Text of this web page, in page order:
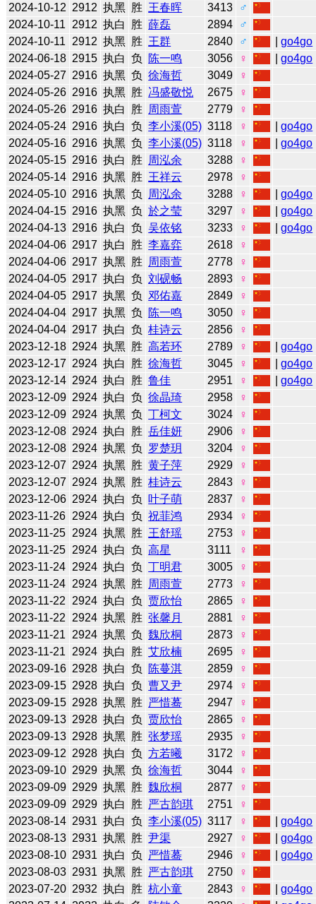
2024-10-12 2912 执黑 胜 王春晖 3413
♂
2024-10-11
2912 执白 胜 薛磊 2894
♂
2024-10-11
2912 执黑 胜 王群 2840 ♂ |go4go
2024-06-18 2915 执白 负 陈一鸣 3056 ♀ |go4go
2024-05-27 2916 执黑 负 徐海哲 3049
♀
2024-05-26 2916 执黑 胜 冯盛敬悦 2675
♀
2024-05-26 2916 执白 胜 周雨萱 2779
♀
2024-05-24 2916 执白 负 李小溪(05) 3118 ♀ |go4go
2024-05-16 2916 执黑 负 李小溪(05) 3118 ♀ |go4go
2024-05-15 2916 执白 胜 周泓余 3288
♀
2024-05-14 2916 执黑 胜 王祥云 2978
♀
2024-05-10 2916 执黑 负 周泓余 3288 ♀ |go4go
2024-04-15 2916 执黑 负 於之莹 3297 ♀ |go4go
2024-04-13 2916 执白 负 吴依铭 3233 ♀ |go4go
2024-04-06 2917 执白 胜 李嘉弈 2618
♀
2024-04-06 2917 执黑 胜 周雨萱 2778
♀
2024-04-05 2917 执白 负 刘砚畅 2893
♀
2024-04-05 2917 执黑 负 邓佑嘉 2849
♀
2024-04-04 2917 执黑 负 陈一鸣 3050
♀
2024-04-04 2917 执白 负 桂诗云 2856
♀
2023-12-18 2924 执黑 胜 高若环 2789 ♀ |go4go
2023-12-17 2924 执白 胜 徐海哲 3045 ♀ |go4go
2023-12-14 2924 执白 胜 鲁佳 2951 ♀ |go4go
2023-12-09 2924 执白 负 徐晶琦 2958
♀
2023-12-09 2924 执黑 负 丁柯文 3024
♀
2023-12-08 2924 执白 胜 岳佳妍 2906
♀
2023-12-08 2924 执黑 负 罗楚玥 3204
♀
2023-12-07 2924 执黑 胜 黄子萍 2929
♀
2023-12-07 2924 执黑 胜 桂诗云 2843
♀
2023-12-06 2924 执白 负 叶子萌 2837
♀
2023-11-26 2924 执白 负 祝菲鸿 2934
♀
2023-11-25 2924 执黑 胜 王舒瑶 2753
♀
2023-11-25 2924 执白 负 高星 3111
♀
2023-11-24 2924 执白 负 丁明君 3005
♀
2023-11-24 2924 执黑 胜 周雨萱 2773
♀
2023-11-22
2924 执白 负 贾欣怡 2865
♀
2023-11-22
2924 执黑 胜 张馨月 2881
♀
2023-11-21
2924 执黑 负 魏欣桐 2873
♀
2023-11-21
2924 执白 胜 艾欣楠 2695
♀
2023-09-16 2928 执白 负 陈蔓淇 2859
♀
2023-09-15 2928 执白 负 曹又尹 2974
♀
2023-09-15 2928 执黑 胜 严惜蓦 2947
♀
2023-09-13 2928 执白 负 贾欣怡 2865
♀
2023-09-13 2928 执黑 胜 张梦瑶 2935
♀
2023-09-12 2928 执白 负 方若曦 3172
♀
2023-09-10 2929 执黑 负 徐海哲 3044
♀
2023-09-09 2929 执黑 胜 魏欣桐 2877
♀
2023-09-09 2929 执白 胜 严古韵琪 2751
♀
2023-08-14 2931 执白 负 李小溪(05) 3117 ♀ |go4go
2023-08-13 2931 执黑 胜 尹渠 2927 ♀ |go4go
2023-08-10 2931 执白 负 严惜蓦 2946 ♀ |go4go
2023-08-03 2931 执黑 胜 严古韵琪 2750
♀
2023-07-20 2932 执白 胜 杭小童 2843 ♀ |go4go